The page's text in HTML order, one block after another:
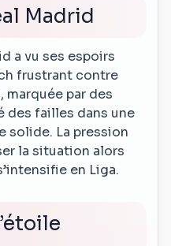
Madrid
a vu ses espoirs
frustrant contre
marquée par des
des failles dans une
solide. La pression
la situation alors
en Liga.